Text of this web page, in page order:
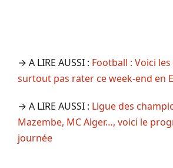
→ A LIRE AUSSI : Football : Voici
surtout pas rater ce week-end en
→ A LIRE AUSSI : Ligue des
Mazembe, MC Alger…, voici le
journée